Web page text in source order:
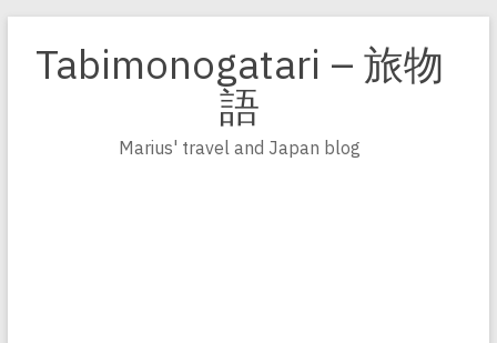
Inhalt
springen
Tabimonogatari – 旅物
語
Marius' travel and Japan blog